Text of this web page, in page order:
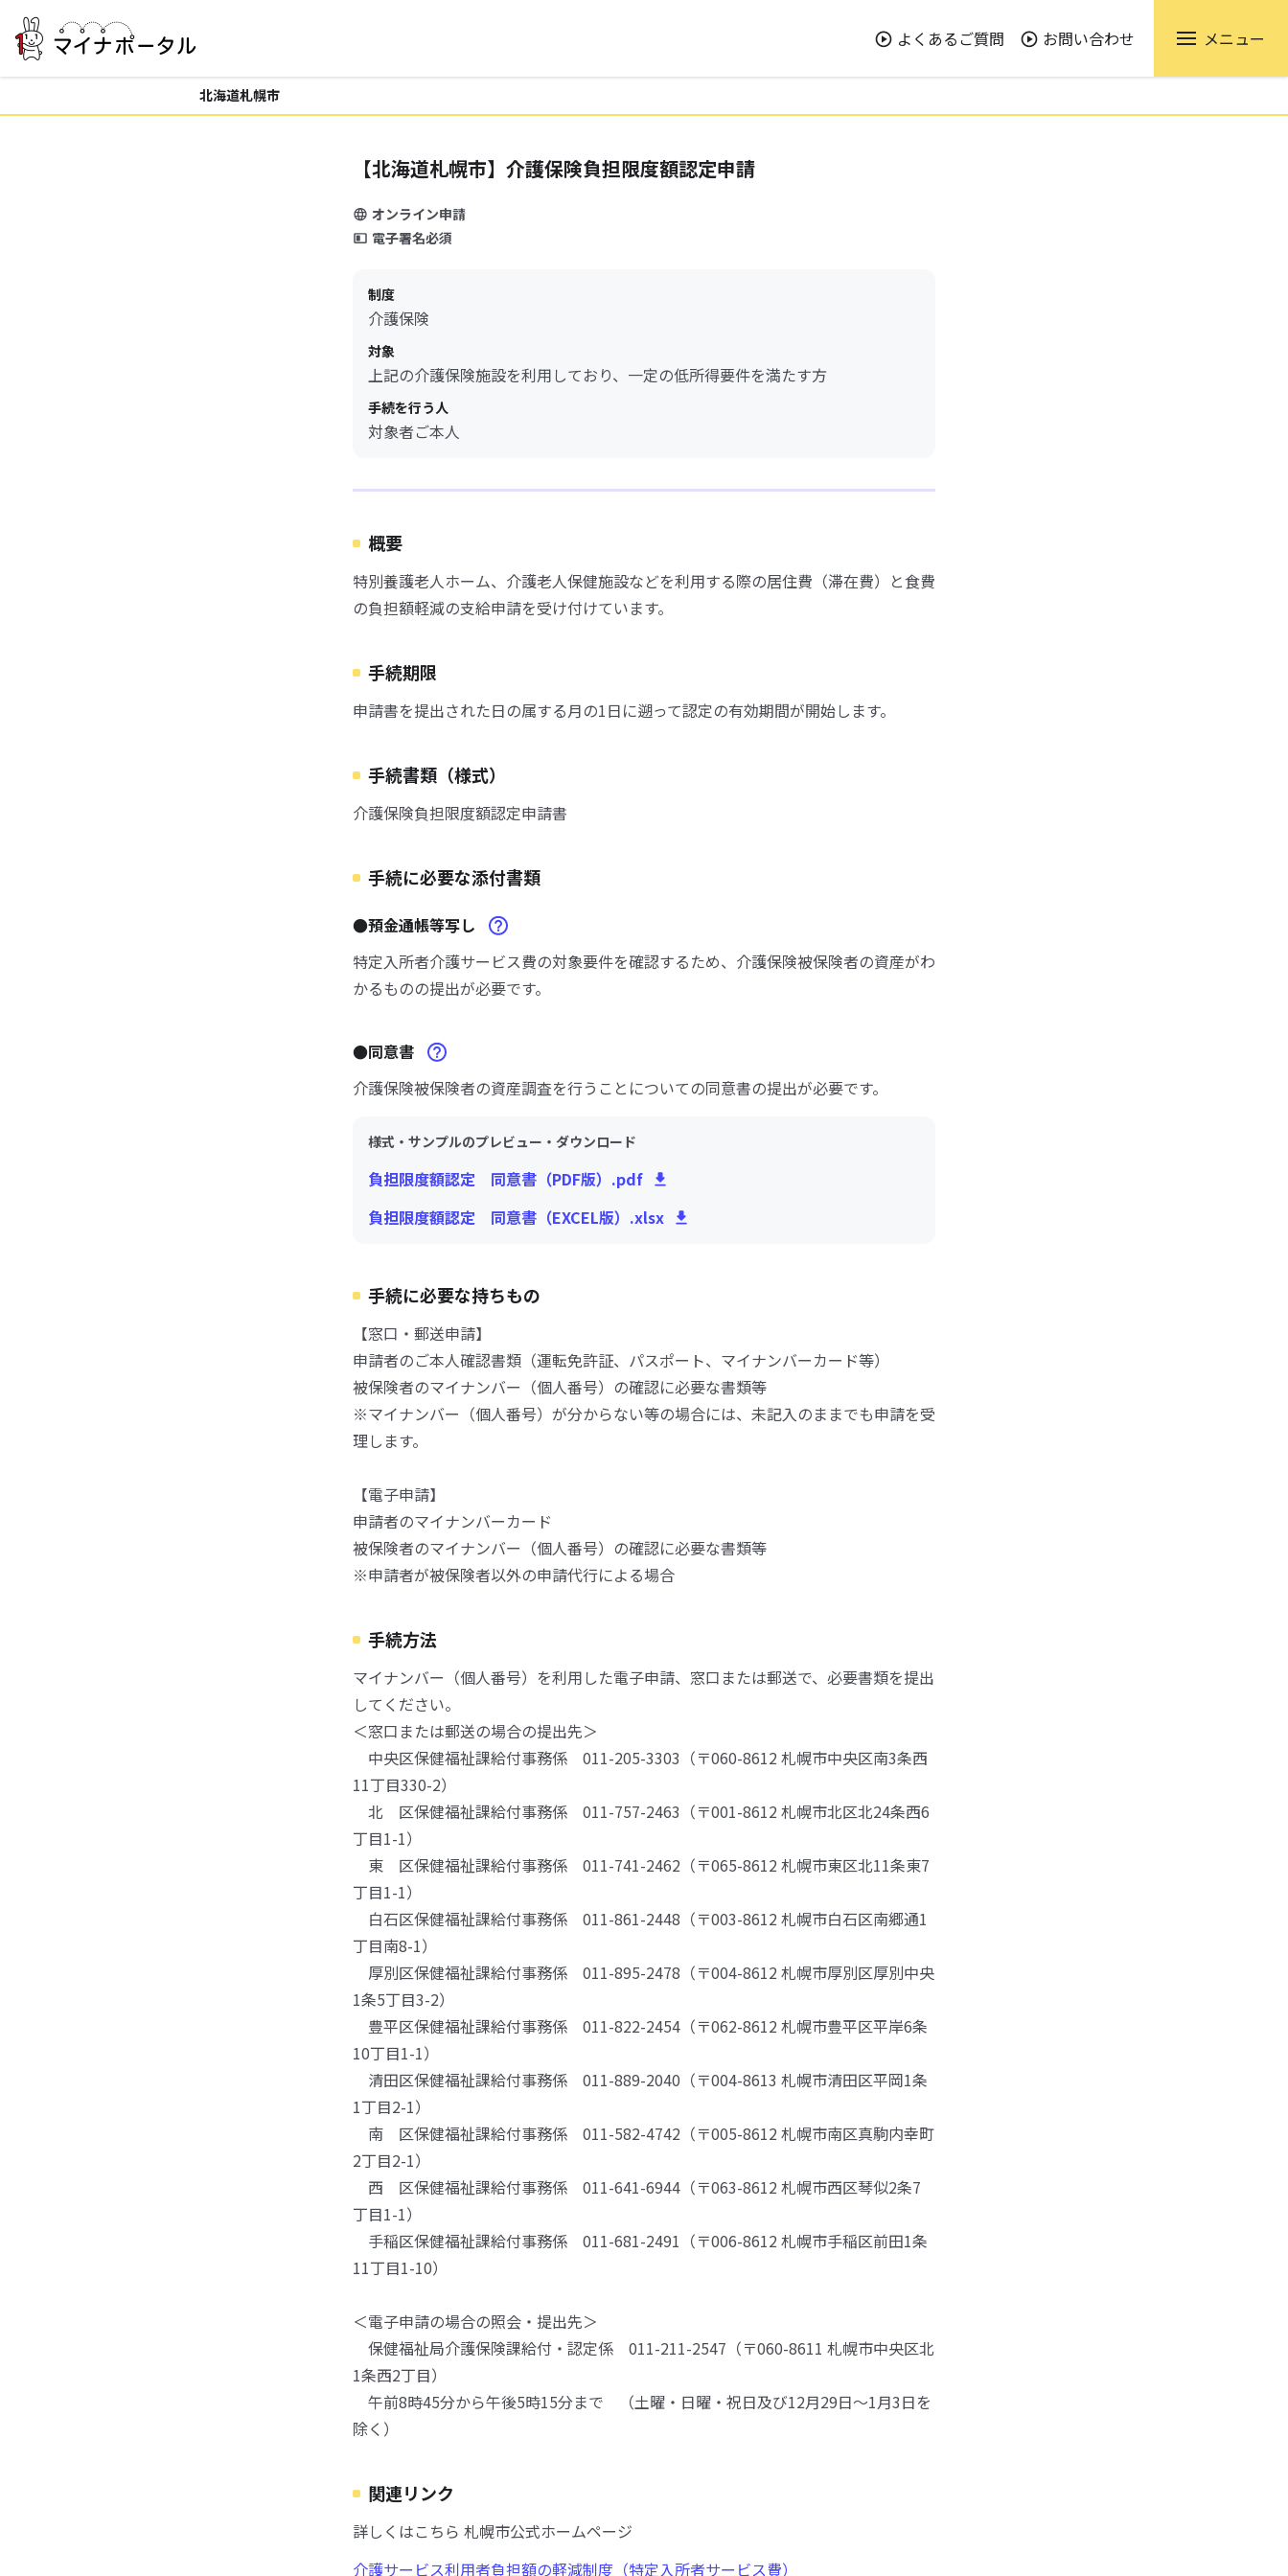
よくあるご質問 お問い合わせ メニュー
北海道札幌市
【北海道札幌市】介護保険負担限度額認定申請
オンライン申請
電子署名必須
制度
介護保険
対象
上記の介護保険施設を利用しており、一定の低所得要件を満たす方
手続を行う人
対象者ご本人
概要
特別養護老人ホーム、介護老人保健施設などを利用する際の居住費（滞在費）と食費
の負担額軽減の支給申請を受け付けています。
手続期限
申請書を提出された日の属する月の1日に遡って認定の有効期間が開始します。
手続書類（様式）
介護保険負担限度額認定申請書
手続に必要な添付書類
●預金通帳等写し
特定入所者介護サービス費の対象要件を確認するため、介護保険被保険者の資産がわ
かるものの提出が必要です。
●同意書
介護保険被保険者の資産調査を行うことについての同意書の提出が必要です。
様式・サンプルのプレビュー・ダウンロード
負担限度額認定 同意書（PDF版）.pdf
負担限度額認定 同意書（EXCEL版）.xlsx
手続に必要な持ちもの
【窓口・郵送申請】
申請者のご本人確認書類（運転免許証、パスポート、マイナンバーカード等）
被保険者のマイナンバー（個人番号）の確認に必要な書類等
※マイナンバー（個人番号）が分からない等の場合には、未記入のままでも申請を受
理します。
【電子申請】
申請者のマイナンバーカード
被保険者のマイナンバー（個人番号）の確認に必要な書類等
※申請者が被保険者以外の申請代行による場合
手続方法
マイナンバー（個人番号）を利用した電子申請、窓口または郵送で、必要書類を提出
してください。
＜窓口または郵送の場合の提出先＞
中央区保健福祉課給付事務係 011-205-3303（〒060-8612 札幌市中央区南3条西
11丁目330-2）
北 区保健福祉課給付事務係 011-757-2463（〒001-8612 札幌市北区北24条西6
丁目1-1）
東 区保健福祉課給付事務係 011-741-2462（〒065-8612 札幌市東区北11条東7
丁目1-1）
白石区保健福祉課給付事務係 011-861-2448（〒003-8612 札幌市白石区南郷通1
丁目南8-1）
厚別区保健福祉課給付事務係 011-895-2478（〒004-8612 札幌市厚別区厚別中央
1条5丁目3-2）
豊平区保健福祉課給付事務係 011-822-2454（〒062-8612 札幌市豊平区平岸6条
10丁目1-1）
清田区保健福祉課給付事務係 011-889-2040（〒004-8613 札幌市清田区平岡1条
1丁目2-1）
南 区保健福祉課給付事務係 011-582-4742（〒005-8612 札幌市南区真駒内幸町
2丁目2-1）
西 区保健福祉課給付事務係 011-641-6944（〒063-8612 札幌市西区琴似2条7
丁目1-1）
手稲区保健福祉課給付事務係 011-681-2491（〒006-8612 札幌市手稲区前田1条
11丁目1-10）
＜電子申請の場合の照会・提出先＞
保健福祉局介護保険課給付・認定係 011-211-2547（〒060-8611 札幌市中央区北
1条西2丁目）
午前8時45分から午後5時15分まで （土曜・日曜・祝日及び12月29日～1月3日を
除く）
関連リンク
詳しくはこちら 札幌市公式ホームページ
介護サービス利用者負担額の軽減制度（特定入所者サービス費）